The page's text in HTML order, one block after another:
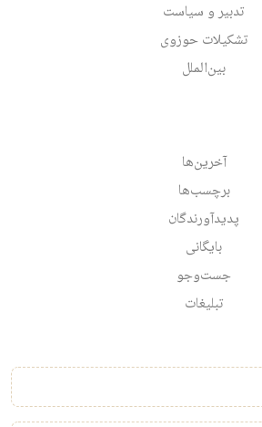
تدبیر و سیاست
تشکیلات حوزوی
بین‌الملل
آخرین‌ها
برچسب‌ها
پدیدآورندگان
بایگانی
جست‌وجو
تبلیغات